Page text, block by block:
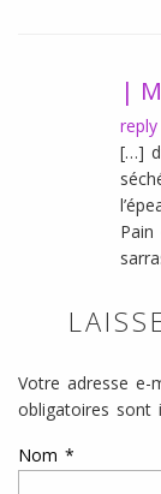
|
reply
[…]
Votre adresse e-
obligatoires sont
Nom *